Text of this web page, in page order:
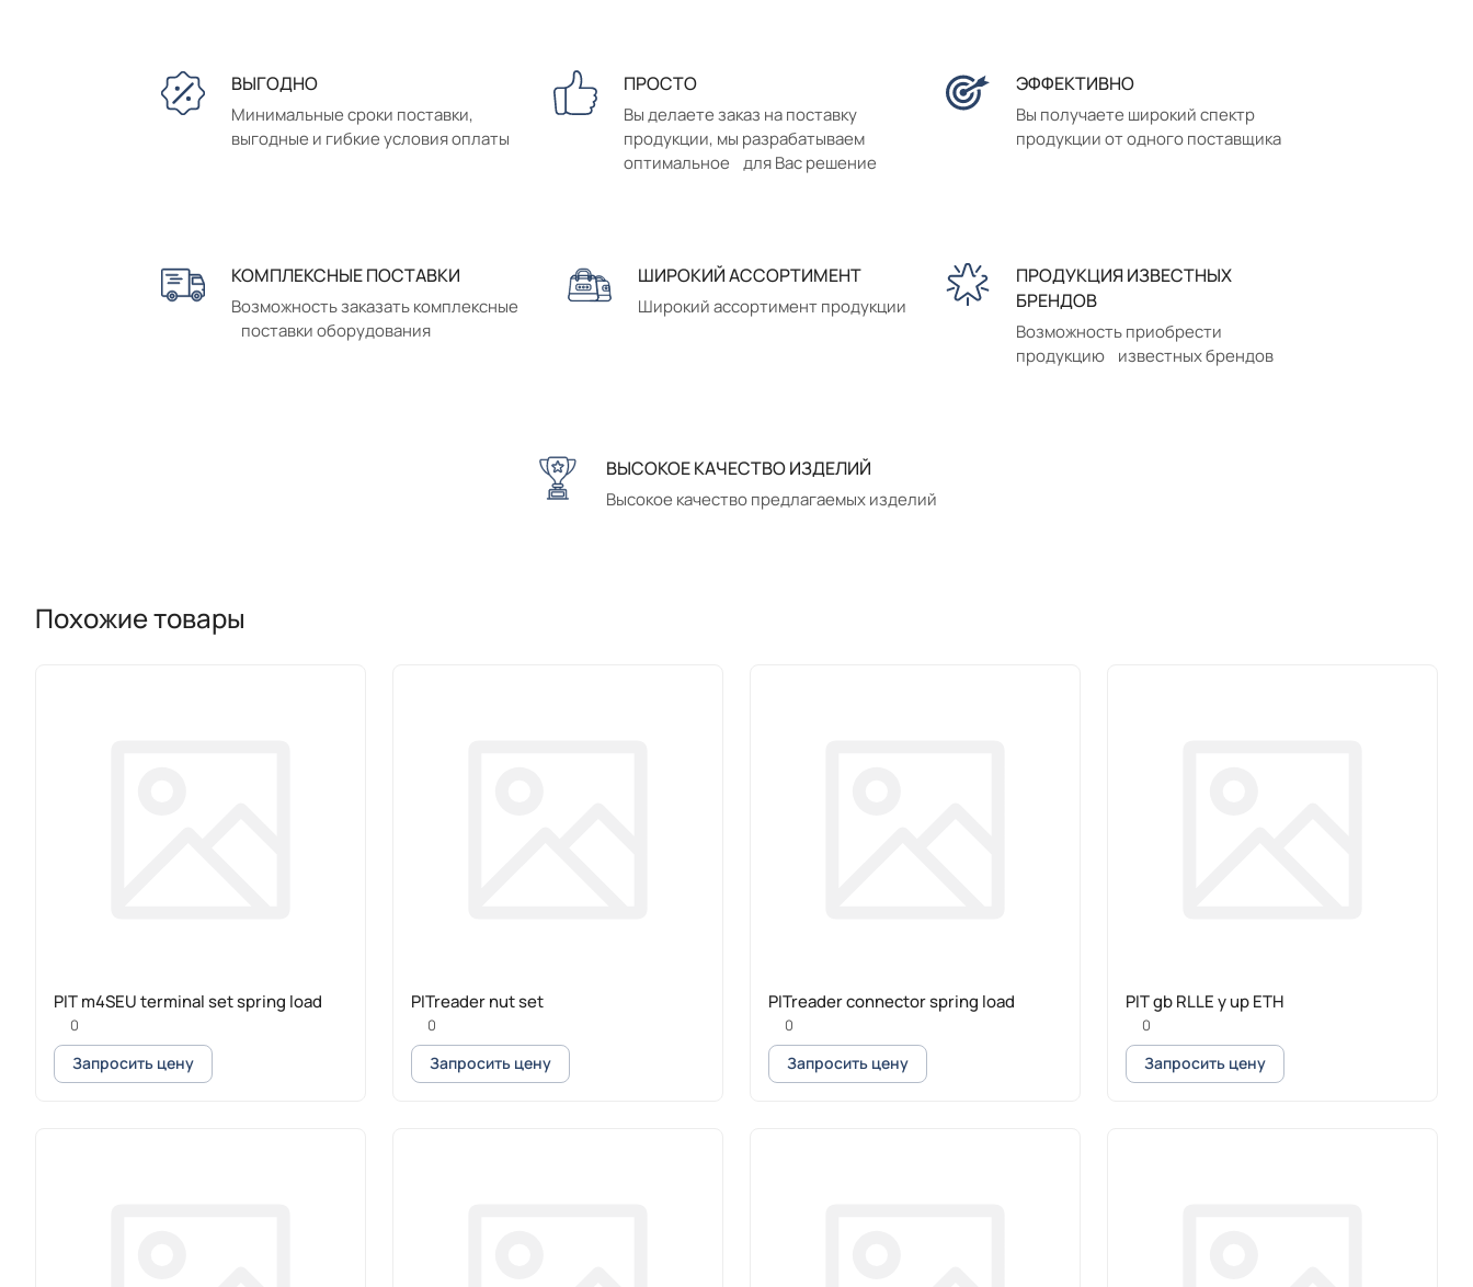
ВЫГОДНО
Минимальные сроки поставки,
выгодные и гибкие условия оплаты
ПРОСТО
Вы делаете заказ на поставку
продукции, мы разрабатываем
оптимальное для Вас решение
ЭФФЕКТИВНО
Вы получаете широкий спектр
продукции от одного поставщика
КОМПЛЕКСНЫЕ ПОСТАВКИ
Возможность заказать комплексные
поставки оборудования
ШИРОКИЙ АССОРТИМЕНТ
Широкий ассортимент продукции
ПРОДУКЦИЯ ИЗВЕСТНЫХ
БРЕНДОВ
Возможность приобрести
продукцию известных брендов
ВЫСОКОЕ КАЧЕСТВО ИЗДЕЛИЙ
Высокое качество предлагаемых изделий
Похожие товары
PIT m4SEU terminal set spring load
0
Запросить цену
PITreader nut set
0
Запросить цену
PITreader connector spring load
0
Запросить цену
PIT gb RLLE y up ETH
0
Запросить цену